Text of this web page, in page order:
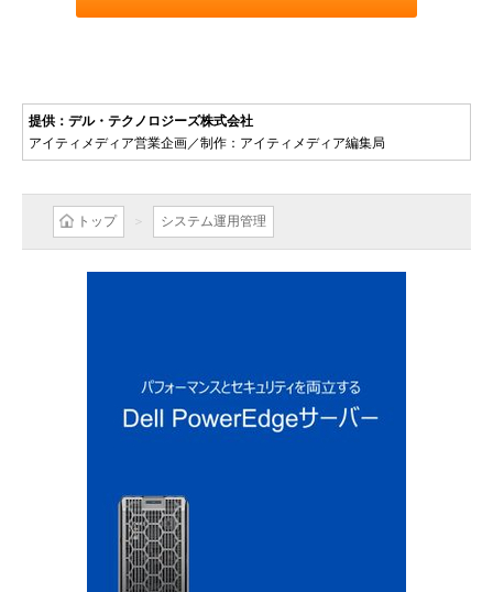
提供：デル・テクノロジーズ株式会社
アイティメディア営業企画／制作：アイティメディア編集局
トップ システム運用管理